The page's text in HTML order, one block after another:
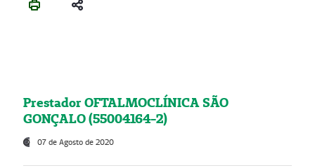
Prestador OFTALMOCLÍNICA SÃO
GONÇALO (55004164-2)
07 de Agosto de 2020